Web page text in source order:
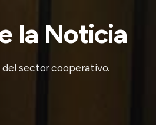
la Noticia
sector cooperativo.